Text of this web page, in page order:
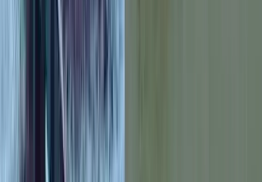
বরিশালসহ রাত ১টার মধ্যে ৬
জেলায় ঝড়ের আভাস, নদীবন্দরে ১
নম্বর সতর্কসংকেত